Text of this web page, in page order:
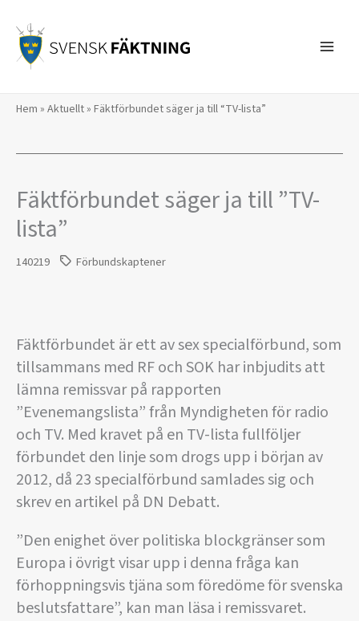
innehåll
Hem » Aktuellt» Fäktförbundet säger ja till “TV-lista”
Fäktförbundet säger ja till ”TV-
lista”
140219 Förbundskaptener
Fäktförbundet är ett av sex specialförbund, som
tillsammans med RF och SOK har inbjudits att
lämna remissvar på rapporten
”Evenemangslista” från Myndigheten för radio
och TV. Med kravet på en TV-lista fullföljer
förbundet den linje som drogs upp i början av
2012, då 23 specialförbund samlades sig och
skrev en artikel på DN Debatt.
”Den enighet över politiska blockgränser som
Europa i övrigt visar upp i denna fråga kan
förhoppningsvis tjäna som föredöme för svenska
beslutsfattare”, kan man läsa i remissvaret.